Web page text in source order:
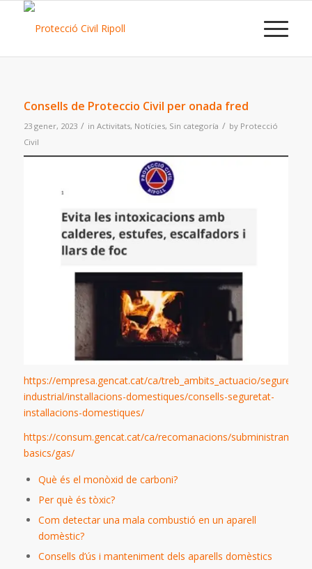
Consells de Proteccio Civil per onada fred
23 gener, 2023 / in Activitats, Notícies, Sin categoría / by Protecció
Civil
https://empresa.gencat.cat/ca/treb_ambits_actuacio/seguretat-
industrial/installacions-domestiques/consells-seguretat-
installacions-domestiques/
https://consum.gencat.cat/ca/recomanacions/
basics/gas/
Què és el monòxid de carboni?
Per què és tòxic?
Com detectar una mala combustió en un aparell
domèstic?
Consells d’ús i manteniment dels aparells domèstics